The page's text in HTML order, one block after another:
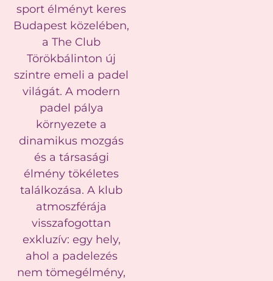
sport élményt keres
Budapest közelében,
a The Club
Törökbálinton új
szintre emeli a padel
világát. A modern
padel pálya
környezete a
dinamikus mozgás
és a társasági
élmény tökéletes
találkozása. A klub
atmoszférája
visszafogottan
exkluzív: egy hely,
ahol a padelezés
nem tömegélmény,